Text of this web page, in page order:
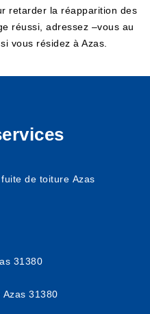
retarder la réapparition des
réussi, adressez –vous au
vous résidez à Azas.
de toiture Azas
31380
31380